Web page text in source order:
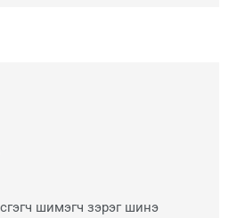
шимэгч зэрэг шинэ